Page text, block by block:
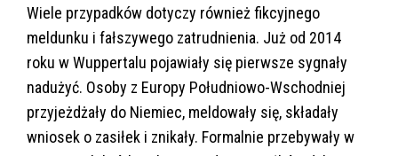
Wiele przypadków dotyczy również fikcyjnego
meldunku i fałszywego zatrudnienia. Już od 2014
roku w Wuppertalu pojawiały się pierwsze sygnały
nadużyć. Osoby z Europy Południowo-Wschodniej
przyjeżdżały do Niemiec, meldowały się, składały
wniosek o zasiłek i znikały. Formalnie przebywały w